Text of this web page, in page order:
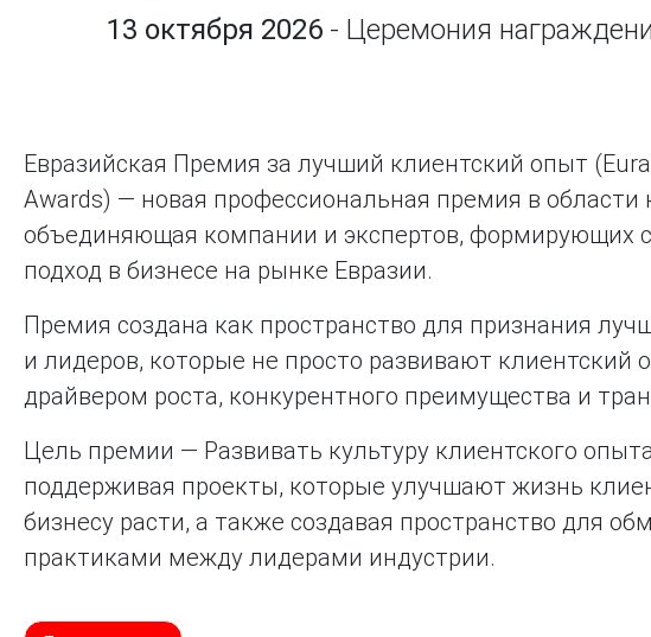
13 октября 2026- Церемония
Евразийская Премия за лучший клиентский опыт
Awards) — новая профессиональная премия в области
объединяющая компании и экспертов, формирующих
подход в бизнесе на рынке Евразии.
Премия создана как пространство для признания
и лидеров, которые не просто развивают клиентский
драйвером роста, конкурентного преимущества и
Цель премии — Развивать культуру клиентского
поддерживая проекты, которые улучшают жизнь
бизнесу расти, а также создавая пространство для
практиками между лидерами индустрии.